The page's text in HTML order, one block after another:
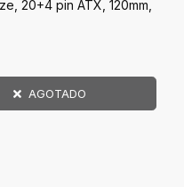
20+4 pin ATX, 120mm,
AGOTADO